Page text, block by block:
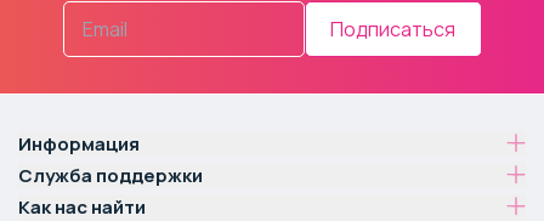
Подписаться
Информация
Служба поддержки
Как нас найти